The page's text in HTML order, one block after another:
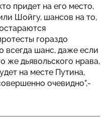
придет на его место,
Шойгу, шансов на то,
гораздо
всегда шанс, даже если
же дьявольского нрава,
на месте Путина,
очевидно",-